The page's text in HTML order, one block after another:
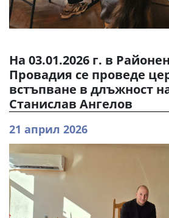
На 03.01.2026 г. в
Провадия се проведе
встъпване в длъжност
Станислав Ангелов
21 април 2026